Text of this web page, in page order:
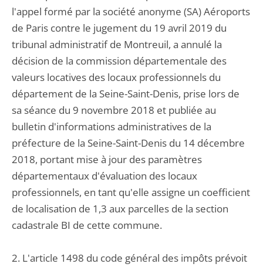
l'appel formé par la société anonyme (SA) Aéroports
de Paris contre le jugement du 19 avril 2019 du
tribunal administratif de Montreuil, a annulé la
décision de la commission départementale des
valeurs locatives des locaux professionnels du
département de la Seine-Saint-Denis, prise lors de
sa séance du 9 novembre 2018 et publiée au
bulletin d'informations administratives de la
préfecture de la Seine-Saint-Denis du 14 décembre
2018, portant mise à jour des paramètres
départementaux d'évaluation des locaux
professionnels, en tant qu'elle assigne un coefficient
de localisation de 1,3 aux parcelles de la section
cadastrale BI de cette commune.
2. L'article 1498 du code général des impôts prévoit